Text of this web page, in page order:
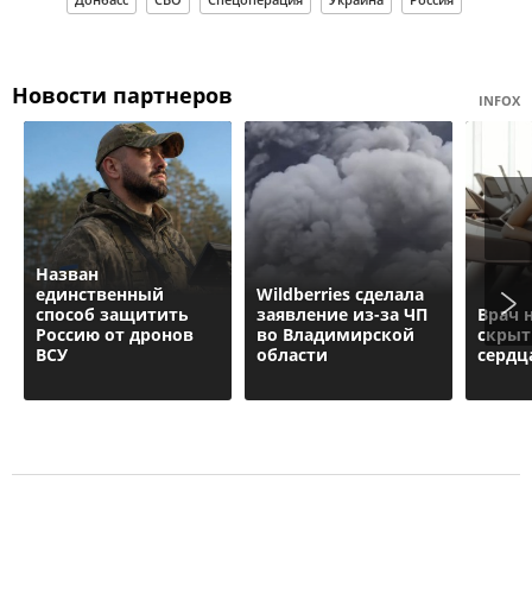
Новости партнеров INFOX
Назван
единственный
способ защитить
Россию от дронов
ВСУ
Wildberries cделала
заявление из-за ЧП
во Владимирской
области
Врач